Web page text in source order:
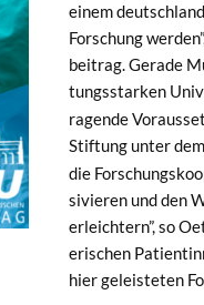
einem
Forschung
beitrag. Ger­ade
tungsstarken
ra­gende
Stiftung unter
die
sivieren und den
erle­ichtern”, so
erischen
hier geleis­teten